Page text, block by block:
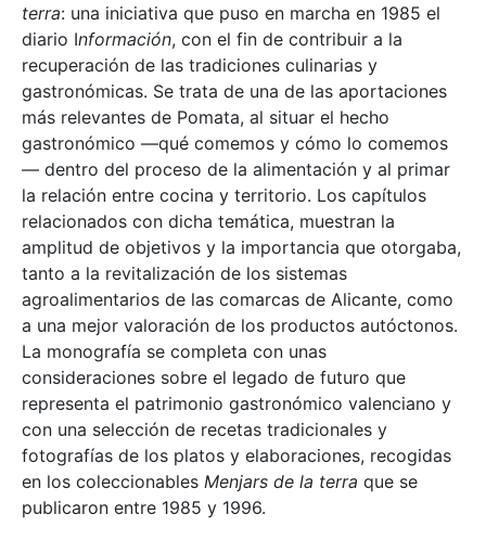
terra: una iniciativa que puso en marcha en 1985 el
diario Información, con el fin de contribuir a la
recuperación de las tradiciones culinarias y
gastronómicas. Se trata de una de las aportaciones
más relevantes de Pomata, al situar el hecho
gastronómico —qué comemos y cómo lo comemos
— dentro del proceso de la alimentación y al primar
la relación entre cocina y territorio. Los capítulos
relacionados con dicha temática, muestran la
amplitud de objetivos y la importancia que otorgaba,
tanto a la revitalización de los sistemas
agroalimentarios de las comarcas de Alicante, como
a una mejor valoración de los productos autóctonos.
La monografía se completa con unas
consideraciones sobre el legado de futuro que
representa el patrimonio gastronómico valenciano y
con una selección de recetas tradicionales y
fotografías de los platos y elaboraciones, recogidas
en los coleccionables Menjars de la terra que se
publicaron entre 1985 y 1996.